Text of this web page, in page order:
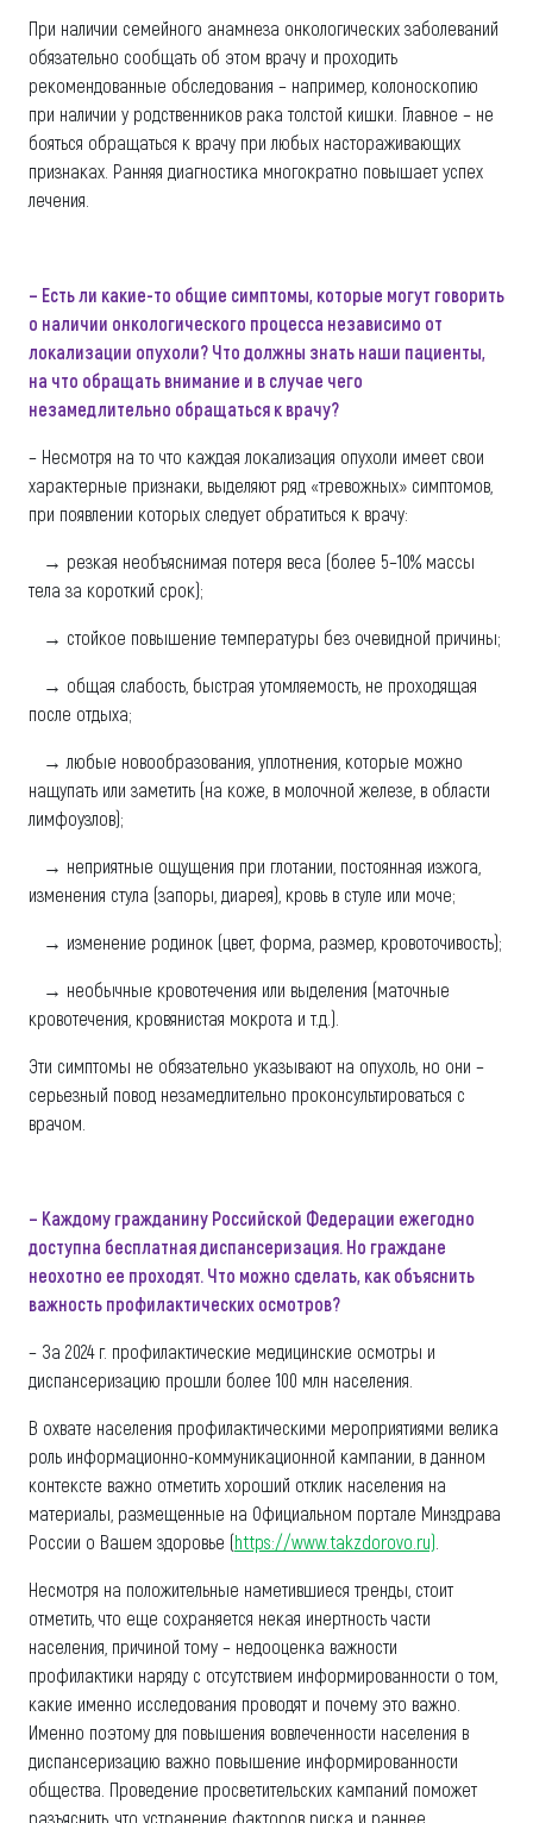
При наличии семейного анамнеза онкологических заболеваний
обязательно сообщать об этом врачу и проходить
рекомендованные обследования – например, колоноскопию
при наличии у родственников рака толстой кишки. Главное – не
бояться обращаться к врачу при любых настораживающих
признаках. Ранняя диагностика многократно повышает успех
лечения.
– Есть ли какие-то общие симптомы, которые могут говорить
о наличии онкологического процесса независимо от
локализации опухоли? Что должны знать наши пациенты,
на что обращать внимание и в случае чего
незамедлительно обращаться к врачу?
– Несмотря на то что каждая локализация опухоли имеет свои
характерные признаки, выделяют ряд «тревожных» симптомов,
при появлении которых следует обратиться к врачу:
→ резкая необъяснимая потеря веса (более 5–10% массы
тела за короткий срок);
→ стойкое повышение температуры без очевидной причины;
→ общая слабость, быстрая утомляемость, не проходящая
после отдыха;
→ любые новообразования, уплотнения, которые можно
нащупать или заметить (на коже, в молочной железе, в области
лимфоузлов);
→ неприятные ощущения при глотании, постоянная изжога,
изменения стула (запоры, диарея), кровь в стуле или моче;
→ изменение родинок (цвет, форма, размер, кровоточивость);
→ необычные кровотечения или выделения (маточные
кровотечения, кровянистая мокрота и т.д.).
Эти симптомы не обязательно указывают на опухоль, но они –
серьезный повод незамедлительно проконсультироваться с
врачом.
– Каждому гражданину Российской Федерации ежегодно
доступна бесплатная диспансеризация. Но граждане
неохотно ее проходят. Что можно сделать, как объяснить
важность профилактических осмотров?
– За 2024 г. профилактические медицинские осмотры и
диспансеризацию прошли более 100 млн населения.
В охвате населения профилактическими мероприятиями велика
роль информационно-коммуникационной кампании, в данном
контексте важно отметить хороший отклик населения на
материалы, размещенные на Официальном портале Минздрава
России о Вашем здоровье (https://www.takzdorovo.ru)
Несмотря на положительные наметившиеся тренды, стоит
отметить, что еще сохраняется некая инертность части
населения, причиной тому – недооценка важности
профилактики наряду с отсутствием информированности о том,
какие именно исследования проводят и почему это важно.
Именно поэтому для повышения вовлеченности населения в
диспансеризацию важно повышение информированности
общества. Проведение просветительских кампаний поможет
разъяснить, что устранение факторов риска и раннее